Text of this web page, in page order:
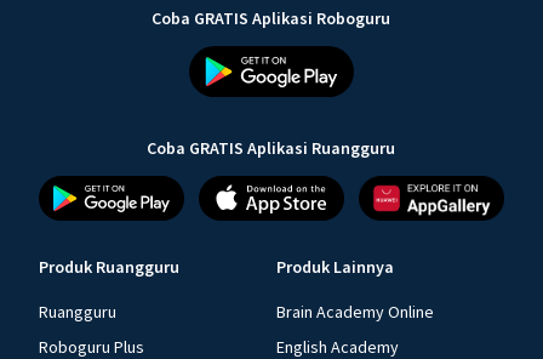
Coba GRATIS Aplikasi Roboguru
Coba GRATIS Aplikasi Ruangguru
Produk Ruangguru
Ruangguru
Roboguru Plus
Produk Lainnya
Brain Academy Online
English Academy